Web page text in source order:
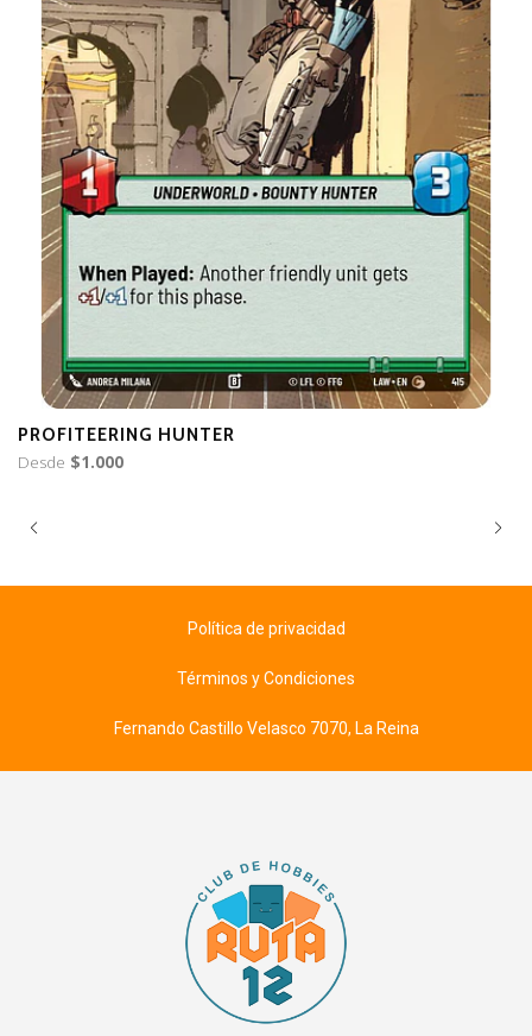
PROFITEERING HUNTER
Desde $1.000
Política de privacidad
Términos y Condiciones
Fernando Castillo Velasco 7070, La Reina